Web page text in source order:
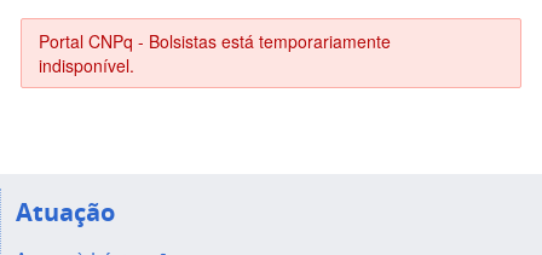
Portal CNPq - Bolsistas está temporariamente
indisponível.
Atuação